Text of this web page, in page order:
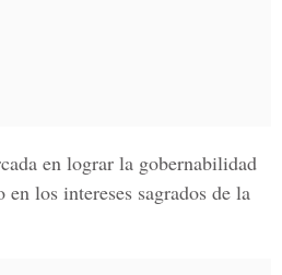
en lograr la gobernabilidad
en los intereses sagrados de la